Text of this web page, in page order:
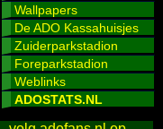
Wallpapers
De ADO Kassahuisjes
Zuiderparkstadion
Foreparkstadion
Weblinks
ADOSTATS.NL